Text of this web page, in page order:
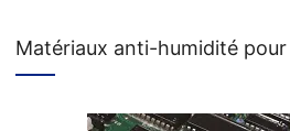
Matériaux anti-humidité